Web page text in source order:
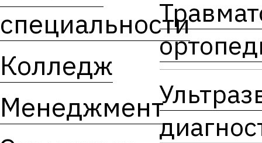
специальности
Колледж
Менеджмент